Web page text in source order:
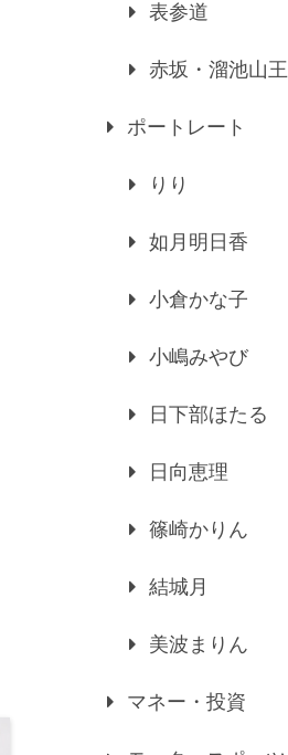
表参道
赤坂・溜池山王
ポートレート
りり
如月明日香
小倉かな子
小嶋みやび
日下部ほたる
日向恵理
篠崎かりん
結城月
美波まりん
マネー・投資